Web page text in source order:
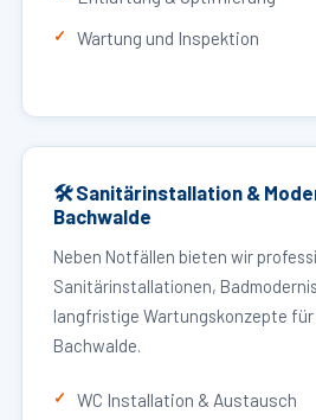
Wartung und Inspektion
🛠 Sanitärinstallation &
Bachwalde
Neben Notfällen bieten wir
Sanitärinstallationen,
langfristige Wartungskonzepte für
Bachwalde.
WC Installation & Austausch